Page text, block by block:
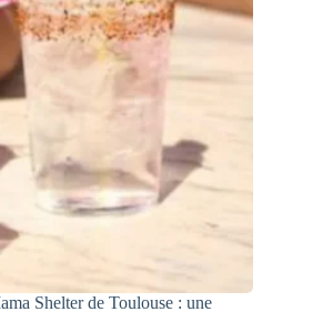
Shelter de Toulouse : une